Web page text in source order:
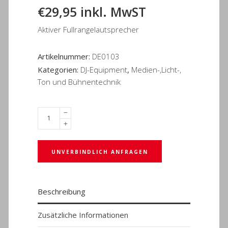
€29,95 inkl. MwST
Aktiver Fullrangelautsprecher
Artikelnummer: DE0103
Kategorien: DJ-Equipment, Medien-,Licht-,
Ton und Bühnentechnik
UNVERBINDLICH ANFRAGEN
Beschreibung
Zusätzliche Informationen